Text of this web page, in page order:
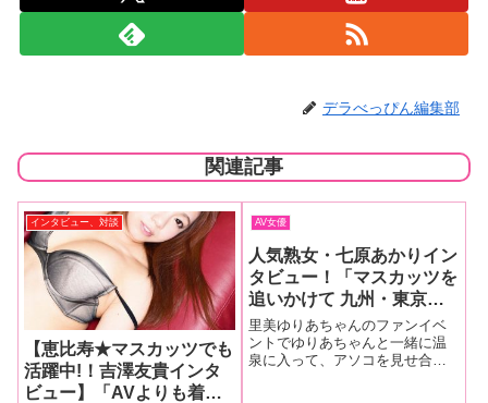
デラべっぴん編集部
関連記事
インタビュー、対談
【恵比寿★マスカッツでも
活躍中!！吉澤友貴インタ
ビュー】「AVよりも着エ
AV女優
人気熟女・七原あかりイン
タビュー！「マスカッツを
追いかけて 九州・東京・
大阪・広島。 ついには、
里美ゆりあちゃんと温泉で
アソコを見せ合いっこ
里美ゆりあちゃんのファンイベ
ントでゆりあちゃんと一緒に温
泉に入って、アソコを見せ合い